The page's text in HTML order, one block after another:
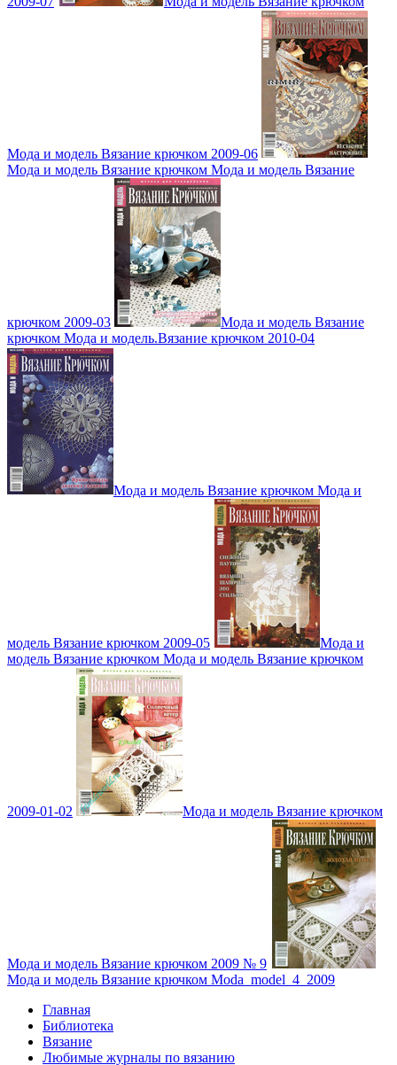
Мода и модель Вязание крючком 2009-06
Мода и модель Вязание крючком Мода и модель Вязание
крючком 2009-03
Мода и модель Вязание
крючком Мода и модель.Вязание крючком 2010-04
Мода и модель Вязание крючком Мода и
модель Вязание крючком 2009-05
Мода и
модель Вязание крючком Мода и модель Вязание крючком
2009-01-02 Мода и модель Вязание крючком
Мода и модель Вязание крючком 2009 № 9
Мода и модель Вязание крючком Moda_model_4_2009
Главная
Библиотека
Вязание
Любимые журналы по вязанию